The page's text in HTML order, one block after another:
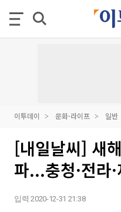
이투데이 문화·라이프 일반
[내일날씨] 새
파...충청·전라
입력 2020-12-31 21:38